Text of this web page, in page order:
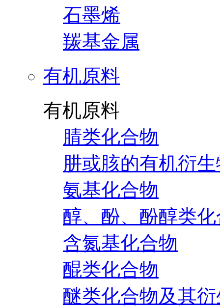
石墨烯
羰基金属
有机原料
有机原料
腈类化合物
肼或胲的有机衍
氨基化合物
醇、酚、酚醇类
含氮基化合物
醌类化合物
醚类化合物及其